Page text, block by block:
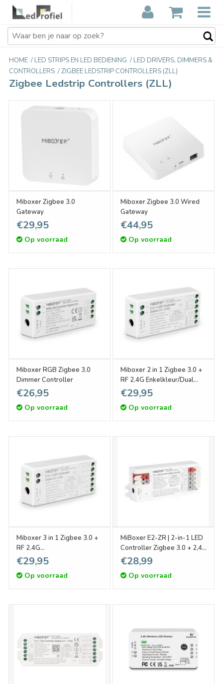
HOME / LED STRIPS EN LED BEDIENING / LED DRIVERS, DIMMERS &
CONTROLLERS /ZIGBEE LEDSTRIP CONTROLLERS (ZLL)
Zigbee Ledstrip Controllers (ZLL)
Miboxer Zigbee 3.0
Gateway
€29,95
Op voorraad
Miboxer Zigbee 3.0 Wired
Gateway
€44,95
Op voorraad
Miboxer RGB Zigbee 3.0
Dimmer Controller
€26,95
Op voorraad
Miboxer 2 in 1 Zigbee 3.0 +
RF 2.4G Enkelkleur/Dual
White CCT Dimmer
Controller
€29,95
Op voorraad
Miboxer 3 in 1 Zigbee 3.0 +
RF 2.4G
RGB/RGBW/RGB+CCT
Dimmer Controller
€29,95
Op voorraad
MiBoxer E2-ZR | 2-in-1 LED
Controller Zigbee 3.0 + 2,4
GHz
€28,99
Op voorraad